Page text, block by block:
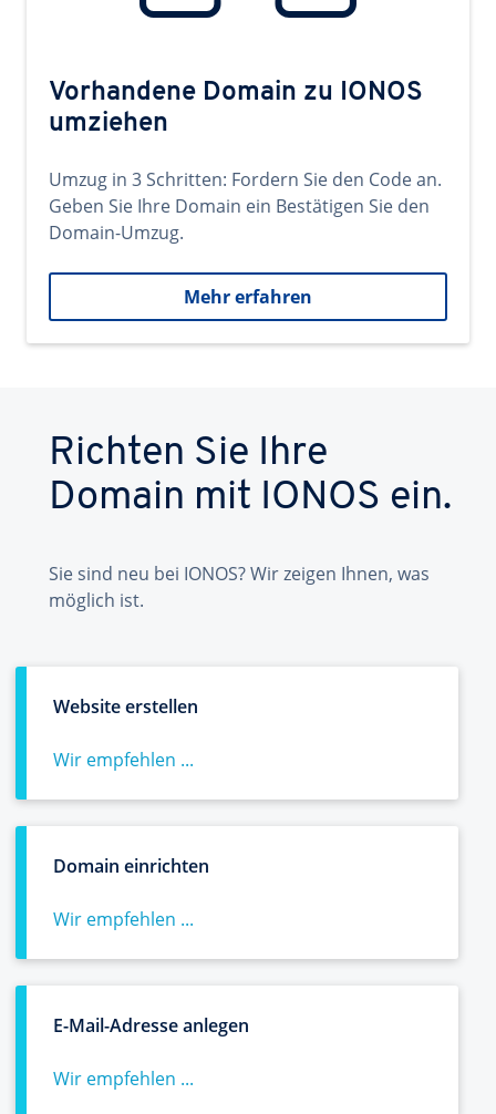
Vorhandene Domain zu IONOS
umziehen
Umzug in 3 Schritten: Fordern Sie den Code an.
Geben Sie Ihre Domain ein Bestätigen Sie den
Domain-Umzug.
Mehr erfahren
Richten Sie Ihre
Domain mit IONOS ein.
Sie sind neu bei IONOS? Wir zeigen Ihnen, was
möglich ist.
Website erstellen
Wir empfehlen ...
Domain einrichten
Wir empfehlen ...
E-Mail-Adresse anlegen
Wir empfehlen ...